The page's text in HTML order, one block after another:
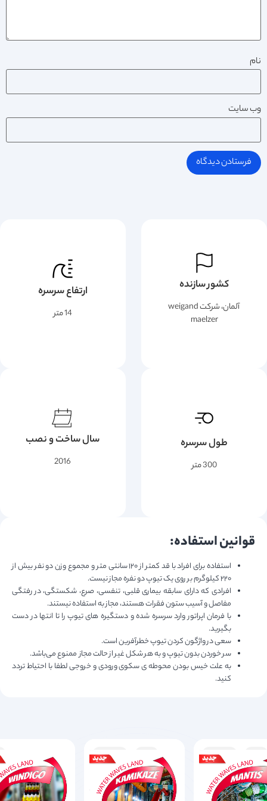
نام
وب‌ سایت
کشور سازنده
آلمان، شرکت weigand
maelzer
ارتفاع سرسره
14 متر
طول سرسره
300 متر
سال ساخت و نصب
2016
قوانین استفاده:
استفاده برای افراد با قد کمتر از ۱۲۰ سانتی متر و مجموع وزن دو نفر بیش از
۲۲۰ کیلوگرم بر روی یک تیوپ دو نفره مجاز نیست.
افرادی که دارای سابقه بیماری قلبی، تنفسی، صرع، شکستگی، در رفتگی
مفاصل و آسیب ستون فقرات هستند، مجاز به استفاده نیستند.
با فرمان اپراتور وارد سرسره شده و دستگیره های تیوپ را تا انتها در دست
بگیرید.
سعی در واژگون کردن تیوپ خطرآفرین است.
سر خوردن بدون تیوپ و به هر شکل غیر از حالت مجاز ممنوع می‌باشد.
به علت خیس بودن محوطه ی سکوی ورودی و خروجی لطفا با احتیاط تردد
کنید.
هولناک هولناک